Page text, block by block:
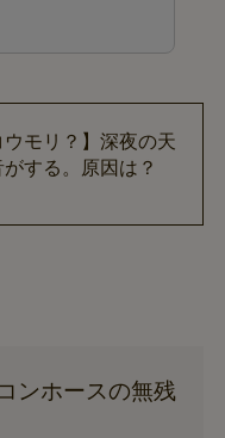
ウモリ？】深夜の天
する。原因は？
ンホースの無残